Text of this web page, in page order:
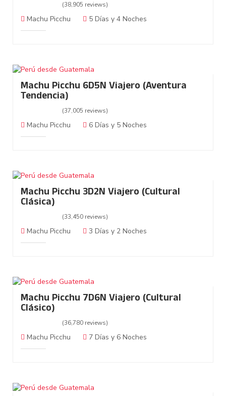
(38,905 reviews)
Machu Picchu 5 Días y 4 Noches
Machu Picchu 6D5N Viajero (Aventura
Tendencia)
(37,005 reviews)
Machu Picchu 6 Días y 5 Noches
Machu Picchu 3D2N Viajero (Cultural
Clásica)
(33,450 reviews)
Machu Picchu 3 Días y 2 Noches
Machu Picchu 7D6N Viajero (Cultural
Clásico)
(36,780 reviews)
Machu Picchu 7 Días y 6 Noches